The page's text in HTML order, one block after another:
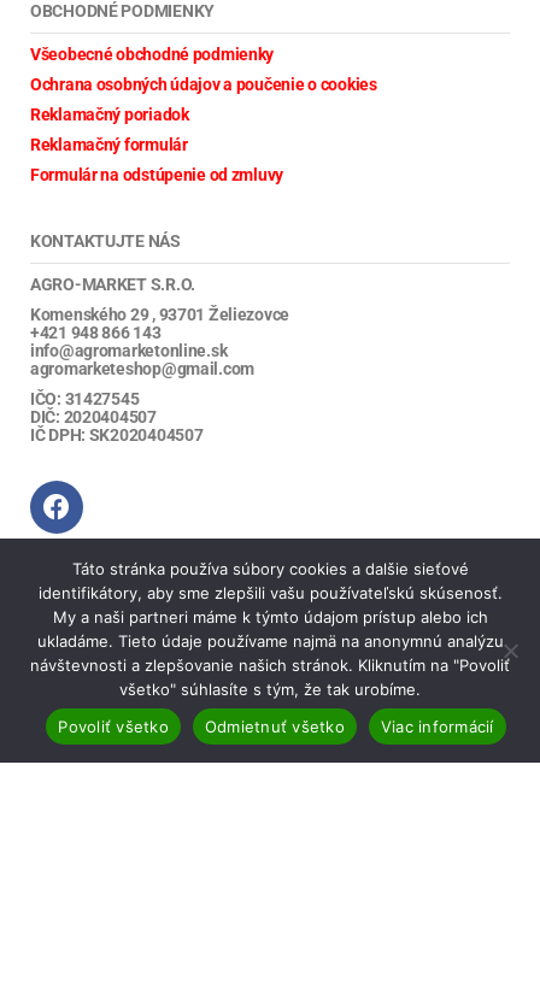
OBCHODNÉ PODMIENKY
Všeobecné obchodné podmienky
Ochrana osobných údajov a poučenie o cookies
Reklamačný poriadok
Reklamačný formulár
Formulár na odstúpenie od zmluvy
KONTAKTUJTE NÁS
AGRO-MARKET S.R.O.
Komenského 29 , 93701 Želiezovce
+421 948 866 143
info@agromarketonline.sk
agromarketeshop@gmail.com
IČO: 31427545
DIČ: 2020404507
IČ DPH: SK2020404507
NÁJDETE NÁS TU
Táto stránka používa súbory cookies a dalšie sieťové
identifikátory, aby sme zlepšili vašu používateľskú skúsenosť.
My a naši partneri máme k týmto údajom prístup alebo ich
ukladáme. Tieto údaje používame najmä na anonymnú analýzu
návštevnosti a zlepšovanie našich stránok. Kliknutím na "Povoliť
všetko" súhlasíte s tým, že tak urobíme.
Povoliť všetko
Odmietnuť všetko Viac informácií